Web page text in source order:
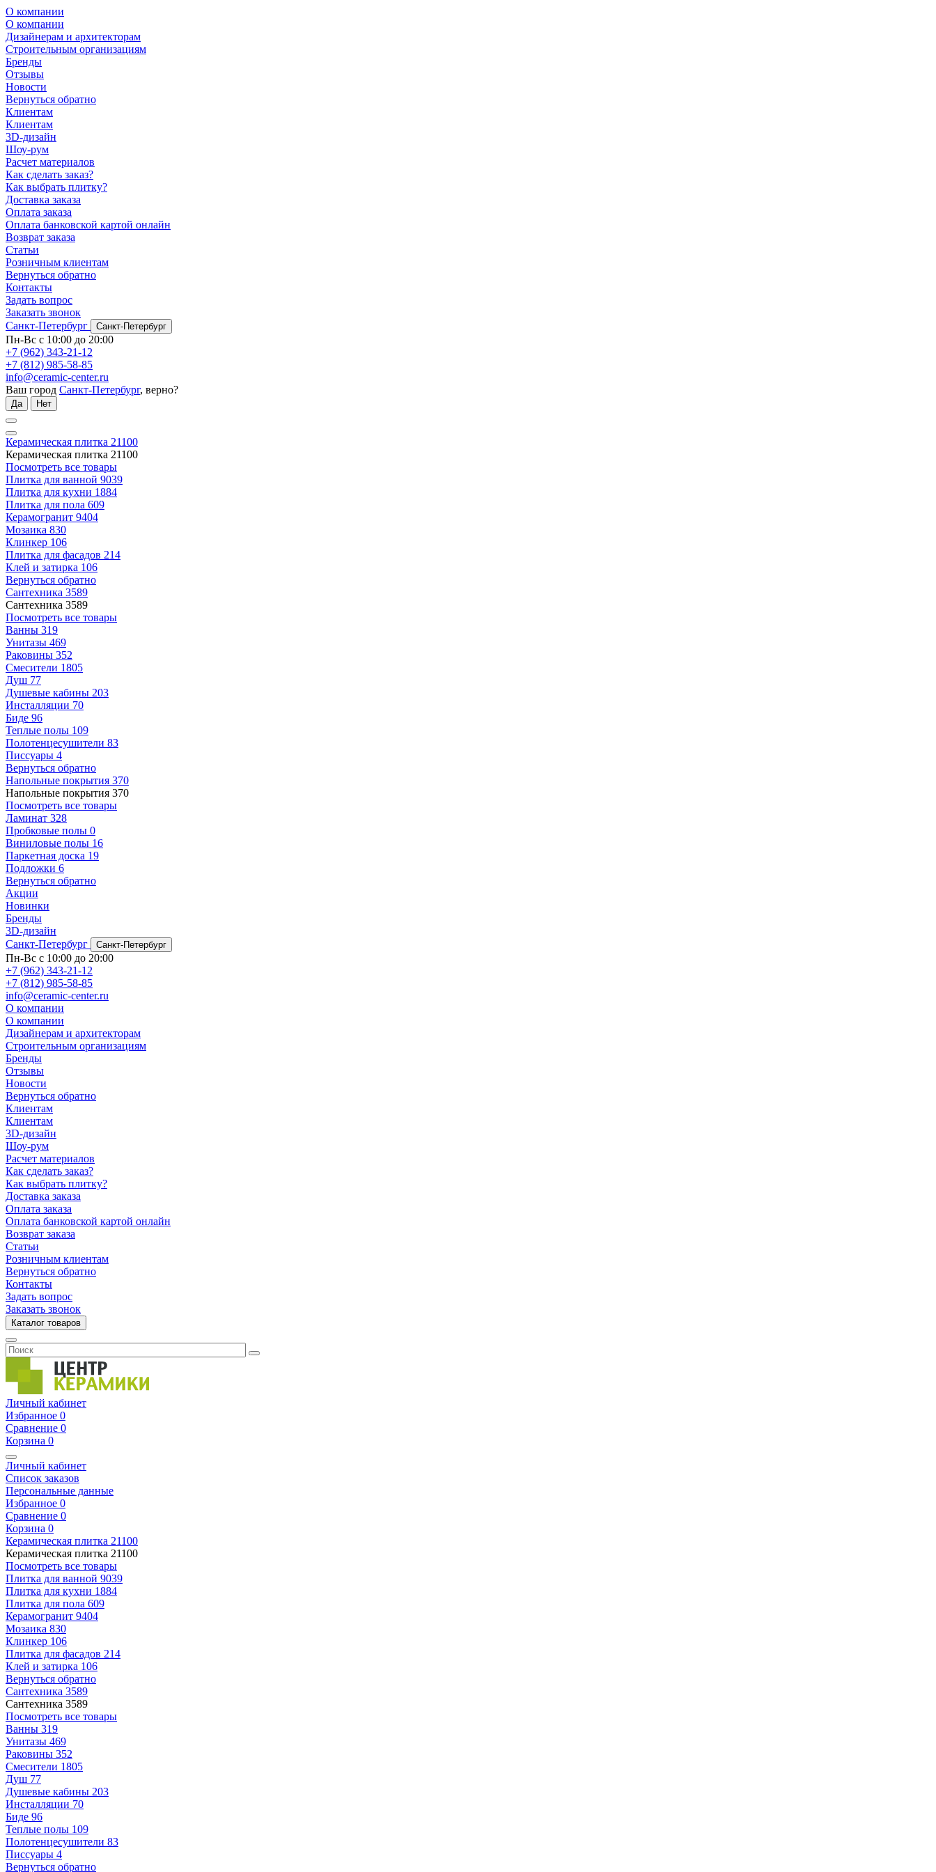
О компании
О компании
Дизайнерам и архитекторам
Строительным организациям
Бренды
Отзывы
Новости
Вернуться обратно
Клиентам
Клиентам
3D-дизайн
Шоу-рум
Расчет материалов
Как сделать заказ?
Как выбрать плитку?
Доставка заказа
Оплата заказа
Оплата банковской картой онлайн
Возврат заказа
Статьи
Розничным клиентам
Вернуться обратно
Контакты
Задать вопрос
Заказать звонок
Санкт-Петербург
Санкт-Петербург
Пн-Вс с 10:00 до 20:00
+7 (962) 343-21-12
+7 (812) 985-58-85
info@ceramic-center.ru
Ваш город Санкт-Петербург, верно?
Да Нет
Керамическая плитка 21100
Керамическая плитка 21100
Посмотреть все товары
Плитка для ванной 9039
Плитка для кухни 1884
Плитка для пола 609
Керамогранит 9404
Мозаика 830
Клинкер 106
Плитка для фасадов 214
Клей и затирка 106
Вернуться обратно
Сантехника 3589
Сантехника 3589
Посмотреть все товары
Ванны 319
Унитазы 469
Раковины 352
Смесители 1805
Душ 77
Душевые кабины 203
Инсталляции 70
Биде 96
Теплые полы 109
Полотенцесушители 83
Писсуары 4
Вернуться обратно
Напольные покрытия 370
Напольные покрытия 370
Посмотреть все товары
Ламинат 328
Пробковые полы 0
Виниловые полы 16
Паркетная доска 19
Подложки 6
Вернуться обратно
Акции
Новинки
Бренды
3D-дизайн
Санкт-Петербург
Санкт-Петербург
Пн-Вс с 10:00 до 20:00
+7 (962) 343-21-12
+7 (812) 985-58-85
info@ceramic-center.ru
О компании
О компании
Дизайнерам и архитекторам
Строительным организациям
Бренды
Отзывы
Новости
Вернуться обратно
Клиентам
Клиентам
3D-дизайн
Шоу-рум
Расчет материалов
Как сделать заказ?
Как выбрать плитку?
Доставка заказа
Оплата заказа
Оплата банковской картой онлайн
Возврат заказа
Статьи
Розничным клиентам
Вернуться обратно
Контакты
Задать вопрос
Заказать звонок
Каталог товаров
Личный кабинет
Избранное 0
Сравнение 0
Корзина 0
Личный кабинет
Список заказов
Персональные данные
Избранное 0
Сравнение 0
Корзина 0
Керамическая плитка 21100
Керамическая плитка 21100
Посмотреть все товары
Плитка для ванной 9039
Плитка для кухни 1884
Плитка для пола 609
Керамогранит 9404
Мозаика 830
Клинкер 106
Плитка для фасадов 214
Клей и затирка 106
Вернуться обратно
Сантехника 3589
Сантехника 3589
Посмотреть все товары
Ванны 319
Унитазы 469
Раковины 352
Смесители 1805
Душ 77
Душевые кабины 203
Инсталляции 70
Биде 96
Теплые полы 109
Полотенцесушители 83
Писсуары 4
Вернуться обратно